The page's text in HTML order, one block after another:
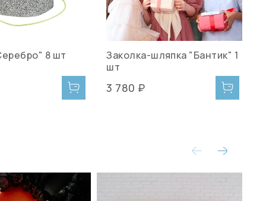
8 шт
Заколка-шляпка "Бантик" 1
шт
3 780 ₽